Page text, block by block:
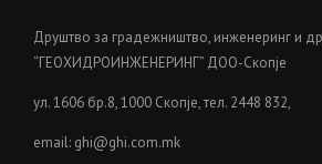
Друштво за градежништво, инженеринг и
“ГЕОХИДРОИНЖЕНЕРИНГ” ДОО-Скопје
ул. 1606 бр.8, 1000 Скопје, тел. 2448 832,
email: ghi@ghi.com.mk